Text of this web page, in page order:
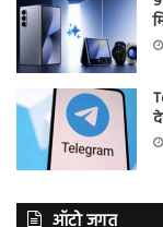
ऑटो जगत